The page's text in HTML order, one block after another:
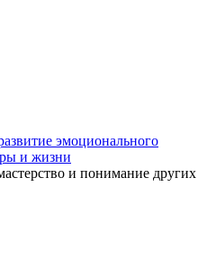
эмоционального
и жизни
и понимание других